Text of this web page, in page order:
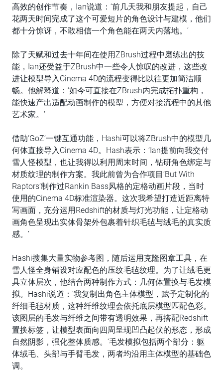
高效的创作节奏，Ian说道：‘前几天我和朋友提起，自己
花两天时间完成了这个可爱短片的角色设计与建模，他们
都十分惊讶，不敢相信一个角色能在两天内落地。’
除了天赋和过去十年间在使用ZBrush过程中磨练出的技
能，Ian还受益于ZBrush中一些令人惊叹的改进，这些改
进让模型导入Cinema 4D的流程变得比以往更加简洁顺
畅。他解释道：‘如今可直接在ZBrush内完成拓扑重构，
能快速产出适配动画制作的模型，方便对接流程中的其他
艺术家。’
借助‘GoZ’一键互通功能，Hashi可以将ZBrush中的模型几
何体直接导入Cinema 4D。Hash表示：‘Ian提前向我交付
雪人怪模型，也让我得以利用周末时间，钻研角色绑定与
材质纹理的制作方案。我此前曾为合作项目‘But With
Raptors’制作过Rankin Bass风格的定格动画片段，当时
使用的Cinema 4D标准渲染器。这次我希望打造近距离特
写画面，充分运用Redshift的材质与灯光功能，让定格动
画角色呈现出实体骨架外包裹着针织毛毡与绒毛的真实质
感。’
Hashi搜集大量实物参考图，随后运用克隆图章工具，在
雪人怪全身铺设对应配色的压纹毛毡纹理。为了让绒毛更
具立体层次，他结合两种制作方式：几何体置换与毛发模
拟。Hashi说道：‘我复制出角色主体模型，赋予定制化的
纤细毛毡材质，这种纤维纹理会依托底层模型匹配色彩。
该图层的毛发与纤维之间带有透明效果，再搭配Redshift
置换标签，让模型表面向四周呈现凹凸起伏的形态，形成
自然阴影，强化整体质感。’毛发模拟包括两个部分：躯
体绒毛、头部与手臂毛发，两者均沿用主体模型的基础色
调。